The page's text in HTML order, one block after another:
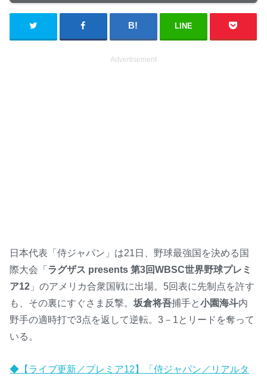
LINE
Advertisement
日本代表「侍ジャパン」は21日、野球最強国を決める国
際大会「ラグザス presents 第3回WBSC世界野球プレミ
ア12 」のアメリカ合衆国戦に出場。5回表に先制点を許す
も、その裏にすぐさま反撃。坂倉将吾捕手と小園海斗内
野手の適時打で3点を返して逆転。3－1とリードを奪って
いる。
◆【ライブ更新／プレミア12】「侍ジャパン／リアルタ